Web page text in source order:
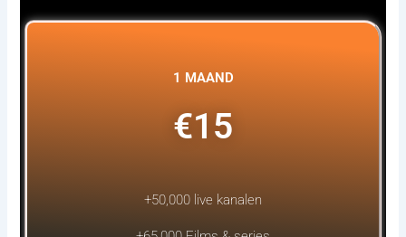
1 MAAND
€15
+50,000 live kanalen